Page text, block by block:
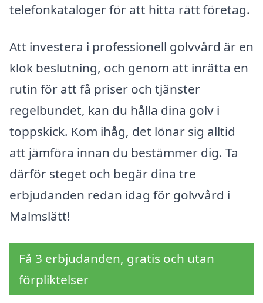
telefonkataloger för att hitta rätt företag.
Att investera i professionell golvvård är en
klok beslutning, och genom att inrätta en
rutin för att få priser och tjänster
regelbundet, kan du hålla dina golv i
toppskick. Kom ihåg, det lönar sig alltid
att jämföra innan du bestämmer dig. Ta
därför steget och begär dina tre
erbjudanden redan idag för golvvård i
Malmslätt!
Få 3 erbjudanden, gratis och utan
förpliktelser